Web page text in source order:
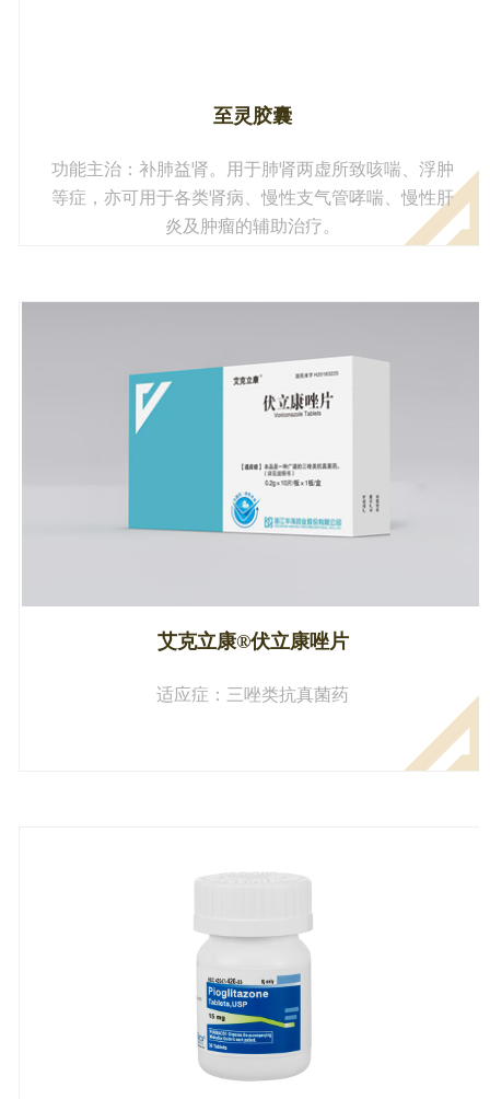
至灵胶囊
功能主治：补肺益肾。用于肺肾两虚所致咳喘、浮肿
等症，亦可用于各类肾病、慢性支气管哮喘、慢性肝
炎及肿瘤的辅助治疗。
艾克立康®伏立康唑片
适应症：三唑类抗真菌药